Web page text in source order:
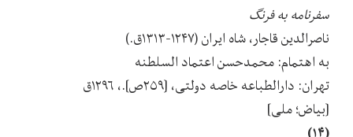
سفرنامه به فرنگ
ناصرالدین قاجار، شاه ایران (۱۲۴۷-۱۳۱۳ق.)
به اهتمام: محمدحسن اعتماد السلطنه
تهران: دارالطباعه خاصه دولتی، [۲۵۹ص].، ۱۲۹۶ق
[بیاض؛ ملی]